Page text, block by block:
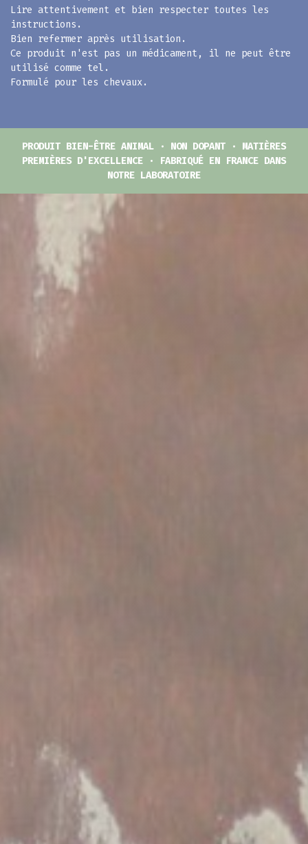
Lire attentivement et bien respecter toutes les
instructions.
Bien refermer après utilisation.
Ce produit n'est pas un médicament, il ne peut être
utilisé comme tel.
Formulé pour les chevaux.
PRODUIT BIEN-ÊTRE ANIMAL · NON DOPANT · MATIÈRES
PREMIÈRES D'EXCELLENCE · FABRIQUÉ EN FRANCE DANS
NOTRE LABORATOIRE